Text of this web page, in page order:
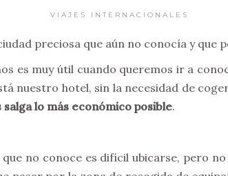
VIAJES INTERNACIONALES
preciosa que aún no conocía y que
es muy útil cuando queremos ir a
nuestro hotel, sin la necesidad de
lo más económico posible.
no conoce es difícil ubicarse, pero